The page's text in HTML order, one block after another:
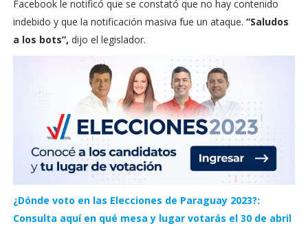
Facebook le notificó que se constató que no hay contenido
indebido y que la notificación masiva fue un ataque. “Saludos
a los bots”, dijo el legislador.
¿Dónde voto en las Elecciones de Paraguay 2023?:
Consulta aquí en qué mesa y lugar votarás el 30 de abril